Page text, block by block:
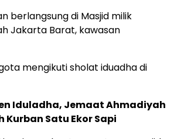
berlangsung di Masjid milik
Jakarta Barat, kawasan
mengikuti sholat iduadha di
Iduladha, Jemaat Ahmadiyah
Kurban Satu Ekor Sapi